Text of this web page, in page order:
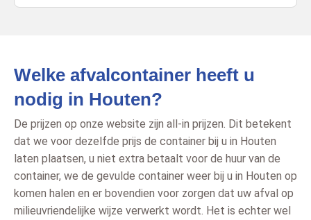
Welke afvalcontainer heeft u
nodig in Houten?
De prijzen op onze website zijn all-in prijzen. Dit betekent
dat we voor dezelfde prijs de container bij u in Houten
laten plaatsen, u niet extra betaalt voor de huur van de
container, we de gevulde container weer bij u in Houten op
komen halen en er bovendien voor zorgen dat uw afval op
milieuvriendelijke wijze verwerkt wordt. Het is echter wel